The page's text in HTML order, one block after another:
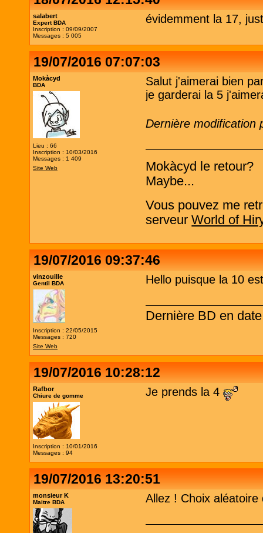
salabert
Expert BDA
Inscription : 09/09/2007
Messages : 5 005
évidemment la 17,
19/07/2016 07:07:03
Mokàcyd
BDA
Lieu : 66
Inscription : 10/03/2016
Messages : 1 409
Site Web
Salut j'aimerai bien
je garderai la 5
Dernière modification
Mokàcyd le retour?
Maybe...
Vous pouvez me
serveurWorld of
19/07/2016 09:37:46
vinzouille
Gentil BDA
Inscription : 22/05/2015
Messages : 720
Site Web
Hello puisque la 10
Dernière BD en
19/07/2016 10:28:12
Rafbor
Chiure de gomme
Inscription : 10/01/2016
Messages : 94
Je prends la 4
19/07/2016 13:20:51
monsieur K
Maitre BDA Allez ! Choix aléatoire